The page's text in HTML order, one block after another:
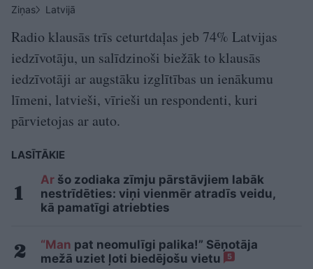
Ziņas
Latvijā
Radio klausās trīs ceturtdaļas jeb 74% Latvijas
iedzīvotāju, un salīdzinoši biežāk to klausās
iedzīvotāji ar augstāku izglītības un ienākumu
līmeni, latvieši, vīrieši un respondenti, kuri
pārvietojas ar auto.
LASĪTĀKIE
Ar šo zodiaka zīmju pārstāvjiem labāk
nestrīdēties: viņi vienmēr atradīs veidu,
kā pamatīgi atriebties
“Man pat neomulīgi palika!” Sēņotāja
mežā uziet ļoti biedējošu vietu
5